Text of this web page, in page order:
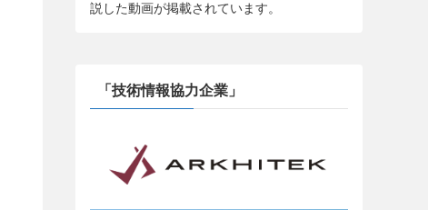
説した動画が掲載されています。
「技術情報協力企業」